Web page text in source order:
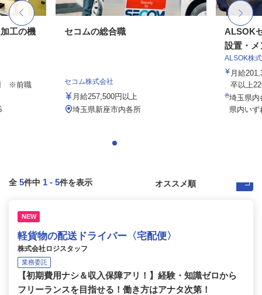
工の機
※前職
セコムの総合職
セコム株式会社
月給257,500円以上
埼玉県新座市内各所
ALSOK
設置・メ
ALSOK株
月給
卒以上
埼玉県
県内いず
全 5件中 1 - 5件を表示
NEW
軽貨物の配送ドライバー〈宅配便〉
株式会社ロジスタッフ
業務委託
【初期費用ナシ＆収入保障アリ！】経験・知識ゼロから
フリーランスを目指せる！働き方はアナタ次第！